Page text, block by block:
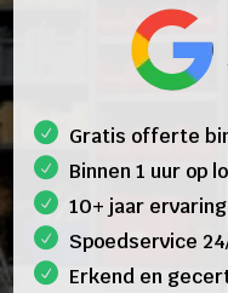
Gratis offerte
Binnen 1 uur op
10+ jaar ervaring
Spoedservice
Erkend en